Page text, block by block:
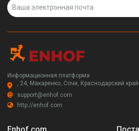
Информационная платформа
, 24, Макаренко, Сочи, Краснодарский
support@enhof.com
http://enhof.com